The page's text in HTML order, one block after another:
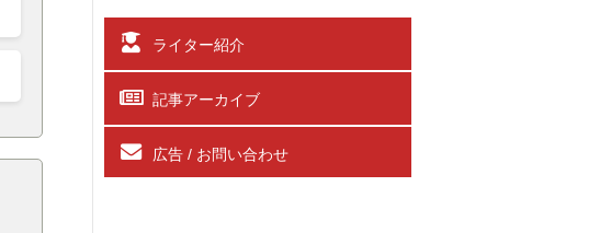
ライター紹介
記事アーカイブ
広告 / お問い合わせ